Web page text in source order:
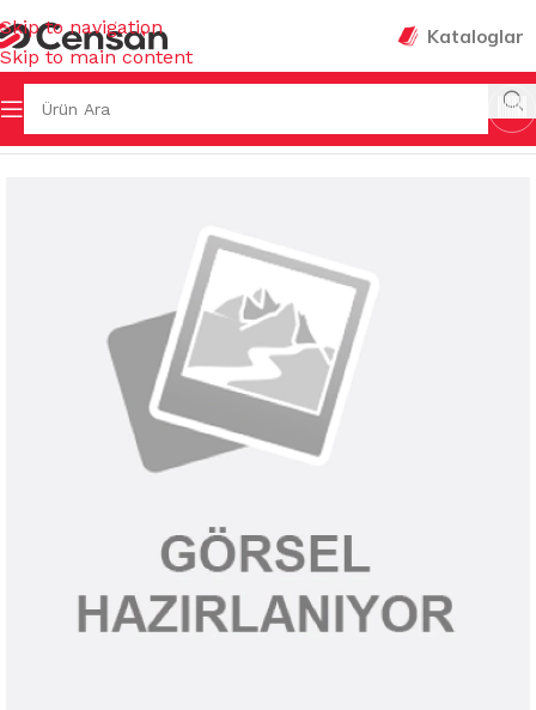
Skip to navigation
Skip to main content
Kataloglar
& HIRDAVAT MUHTELİF HIRDAVAT MALZEMELERİ